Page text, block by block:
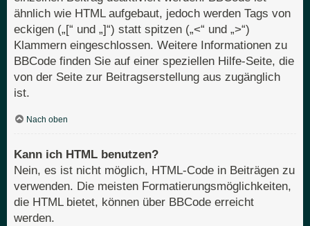
ähnlich wie HTML aufgebaut, jedoch werden Tags von
eckigen („[“ und „]“) statt spitzen („<“ und „>“)
Klammern eingeschlossen. Weitere Informationen zu
BBCode finden Sie auf einer speziellen Hilfe-Seite, die
von der Seite zur Beitragserstellung aus zugänglich
ist.
Nach oben
Kann ich HTML benutzen?
Nein, es ist nicht möglich, HTML-Code in Beiträgen zu
verwenden. Die meisten Formatierungsmöglichkeiten,
die HTML bietet, können über BBCode erreicht
werden.